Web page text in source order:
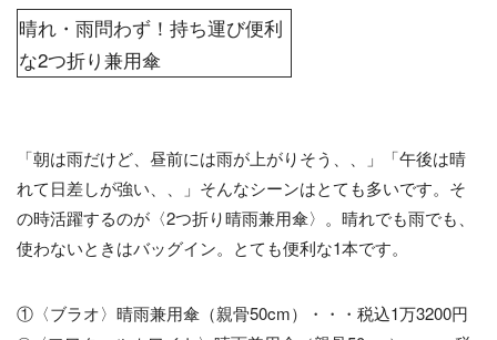
晴れ・雨問わず！持ち運び便利
な2つ折り兼用傘
「朝は雨だけど、昼前には雨が上がりそう、、」「午後は晴
れて日差しが強い、、」そんなシーンはとても多いです。そ
の時活躍するのが〈2つ折り晴雨兼用傘〉。晴れでも雨でも、
使わないときはバッグイン。とても便利な1本です。
①〈ブラオ〉晴雨兼用傘（親骨50cm）・・・税込1万3200円